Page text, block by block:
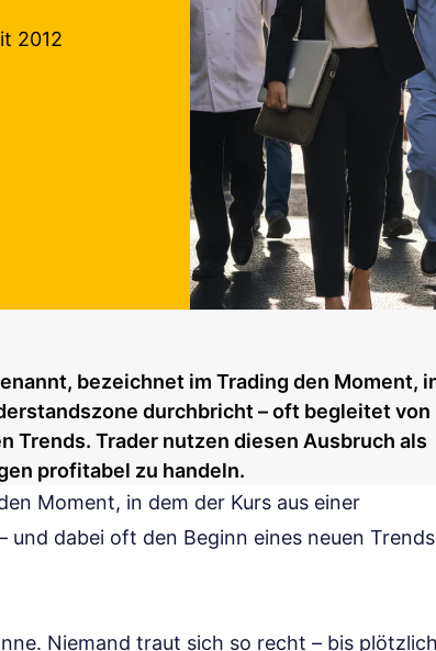
2012
bezeichnet im Trading den Moment,
durchbricht – oft begleitet von
Trends. Trader nutzen diesen Ausbruch als
profitabel zu handeln.
Moment, in dem der Kurs aus einer
dabei oft den Beginn eines neuen Trends
Niemand traut sich so recht – bis